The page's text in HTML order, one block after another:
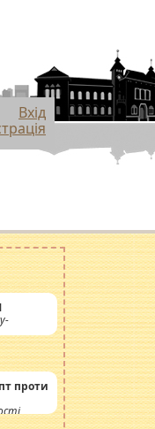
Вхід
проти